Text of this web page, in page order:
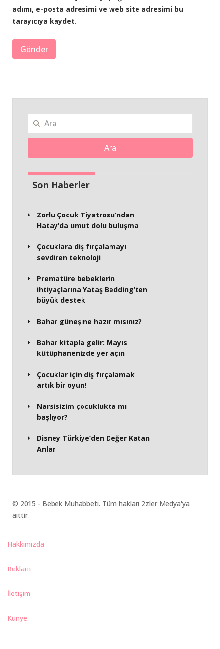
adımı, e-posta adresimi ve web site adresimi bu
tarayıcıya kaydet.
Ara
Son Haberler
Zorlu Çocuk Tiyatrosu’ndan
Hatay’da umut dolu buluşma
Çocuklara diş fırçalamayı
sevdiren teknoloji
Prematüre bebeklerin
ihtiyaçlarına Yataş Bedding’ten
büyük destek
Bahar güneşine hazır mısınız?
Bahar kitapla gelir: Mayıs
kütüphanenizde yer açın
Çocuklar için diş fırçalamak
artık bir oyun!
Narsisizim çocuklukta mı
başlıyor?
Disney Türkiye’den Değer Katan
Anlar
© 2015 - Bebek Muhabbeti. Tüm hakları 2zler Medya'ya
aittir.
Hakkımızda
Reklam
İletişim
Künye